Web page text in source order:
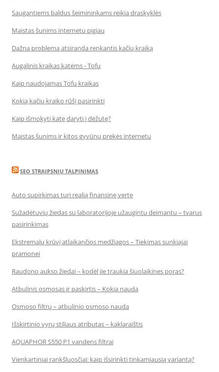
Saugantiems baldus šeimininkams reikia draskyklės
Maistas šunims internetu pigiau
Dažna problema atsiranda renkantis kačių kraiką
Augalinis kraikas katėms - Tofu
Kaip naudojamas Tofu kraikas
Kokią kačių kraiko rūšį pasirinkti
Kaip išmokyti katę daryti į dėžutę?
Maistas šunims ir kitos gyvūnų prekės internetu
SEO STRAIPSNIU TALPINIMAS
Auto supirkimas turi realią finansinę vertę
Sužadėtuvių žiedas su laboratorijoje užaugintu deimantu – tvarus
pasirinkimas
Ekstremalų krūvį atlaikančios medžiagos – Tiekimas sunkiajai
pramonei
Raudono aukso žiedai – kodėl jie traukia šiuolaikines poras?
Atbulinis osmosas ir paskirtis – Kokia nauda
Osmoso filtrų – atbulinio osmoso nauda
Išskirtinio vyrų stiliaus atributas – kaklaraištis
AQUAPHOR S550 P1 vandens filtrai
Vienkartiniai rankšluosčiai: kaip išsirinkti tinkamiausią variantą?